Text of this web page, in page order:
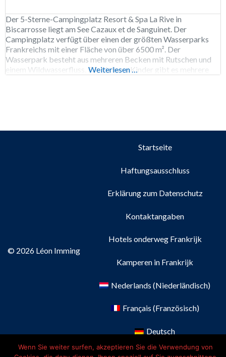
Der 5-Sterne-Campingplatz Resort & Spa La Rive in
Biscarrosse liegt am See Cazaux et de Sanguinet. Der
Campingplatz verfügt über einen der größten Wasserparks
Frankreichs mit einer Fläche von über 6500 m². Der
Wasserpark besteht aus mehreren Becken mit Rutschen und
einem Wildwasserfluss. Für kleinere Kinder gibt es mehrere
Weiterlesen …
© 2026 Léon Imming
Startseite
Haftungsausschluss
Erklärung zum Datenschutz
Kontaktangaben
Hotels onderweg Frankrijk
Kamperen in Frankrijk
Nederlands (Niederländisch)
Français (Französisch)
Deutsch
English (Englisch)
Wenn Sie weiter surfen, akzeptieren Sie die Verwendung von